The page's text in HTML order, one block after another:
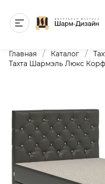
Главная / Каталог /
Тахта Шармэль Люкс